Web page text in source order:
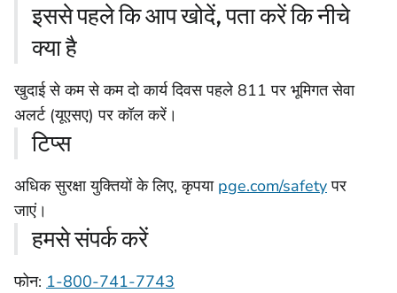
इससे पहले कि आप खोदें, पता करें कि नीचे
क्या है
खुदाई से कम से कम दो कार्य दिवस पहले 811 पर भूमिगत सेवा
अलर्ट (यूएसए) पर कॉल करें।
टिप्स
अधिक सुरक्षा युक्तियों के लिए, कृपया pge.com/safetyपर
जाएं।
हमसे संपर्क करें
फोन: 1-800-741-7743